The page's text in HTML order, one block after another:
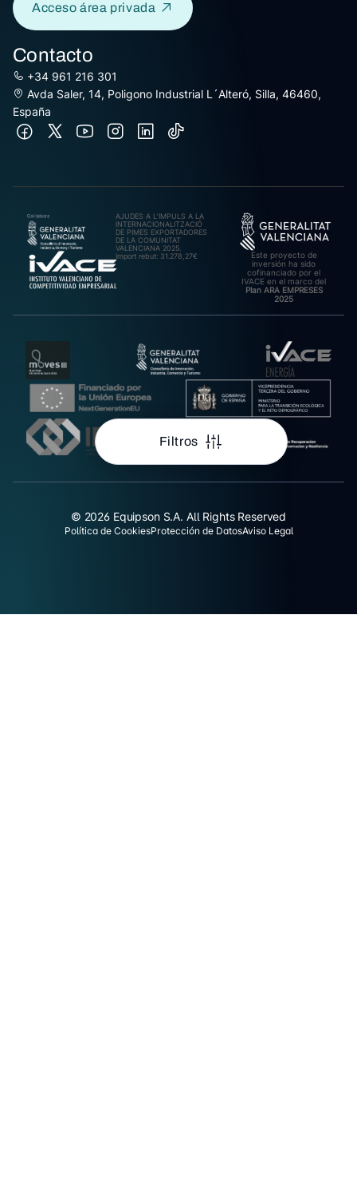
Filtros
Acceso área privada
Contacto
+34 961 216 301
Avda Saler, 14, Poligono Industrial L´Alteró, Silla, 46460,
España
AJUDES A L’IMPULS A LA
INTERNACIONALITZACIÓ
DE PIMES EXPORTADORES
DE LA COMUNITAT
VALENCIANA 2025.
Import rebut: 31.278,27€
Este proyecto de
inversión ha sido
cofinanciado por el
IVACE en el marco del
Plan ARA EMPRESES
2025
© 2026 Equipson S.A. All Rights Reserved
Política de CookiesProtección de DatosAviso Legal